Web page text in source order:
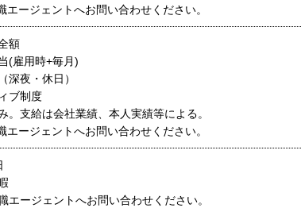
ージェントへお問い合わせください。
額
(雇用時+毎月)
深夜・休日）
ブ制度
。支給は会社業績、本人実績等による。
ージェントへお問い合わせください。
エージェントへお問い合わせください。